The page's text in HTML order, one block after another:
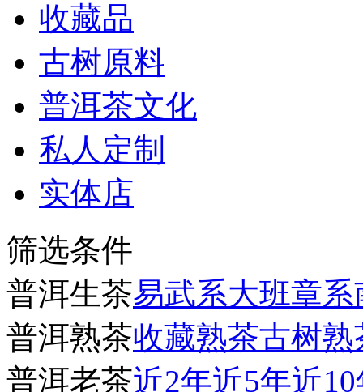
收藏品
古树原料
普洱茶文化
私人定制
实体店
筛选条件
普洱生茶易武系大班章系
普洱熟茶收藏熟茶古树熟
普洱老茶近2年近5年近